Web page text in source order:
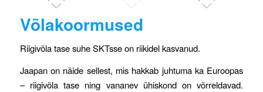
Võlakoormused
Riigivõla tase suhe SKTsse on riikidel kasvanud.
Jaapan on näide sellest, mis hakkab juhtuma ka Euroopas
– riigivõla tase ning vananev ühiskond on võrreldavad.